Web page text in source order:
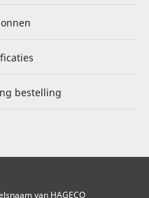
bestelling
van HAGECO